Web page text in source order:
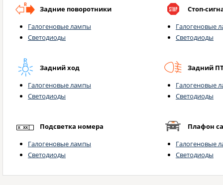
Задние поворотники
Галогеновые лампы
Светодиоды
Стоп-
Галогеновые
Светодиоды
Задний ход
Галогеновые лампы
Светодиоды
Задний
Галогеновые
Светодиоды
Подсветка номера
Галогеновые лампы
Светодиоды
Плафон
Галогеновые
Светодиоды